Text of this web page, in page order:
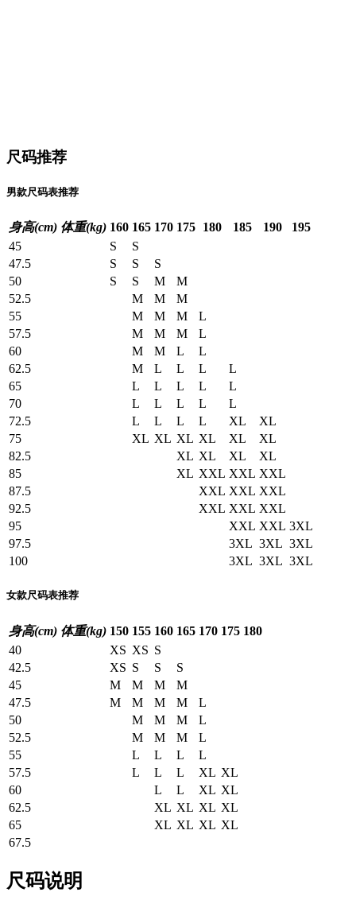
尺码推荐
男款尺码表推荐
身高(cm) 体重(kg) 160 165 170 175 180 185 190
195
45
S
S
47.5
S S
S
50
S S M
M
52.5
M M
M
55
M M M
L
57.5
M M M
L
60
M M L
L
62.5
M L L L
L
65
L L L L
L
70
L L L L
L
72.5
L L L L XL
XL
75
XL XL XL XL XL
XL
82.5
XL XL XL
XL
85
XL XXL XXL XXL
87.5
XXL XXL XXL
92.5
XXL XXL XXL
95
XXL XXL 3XL
97.5
3XL 3XL 3XL
100
3XL 3XL 3XL
女款尺码表推荐
身高(cm) 体重(kg) 150 155 160 165 170 175 180
40
XS XS S
42.5
XS S S
S
45
M M M
M
47.5
M M M M
L
50
M M M
L
52.5
M M M
L
55
L L L
L
57.5
L L L XL XL
60
L L XL XL
62.5
XL XL XL XL
65
XL XL XL XL
67.5
尺码说明